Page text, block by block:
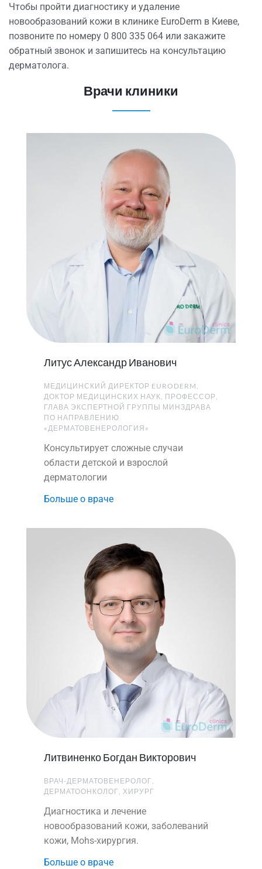
Чтобы пройти диагностику и удаление
новообразований кожи в клинике EuroDerm в Киеве,
позвоните по номеру 0 800 335 064 или закажите
обратный звонок и запишитесь на консультацию
дерматолога.
Врачи клиники​
Литус Александр Иванович
МЕДИЦИНСКИЙ ДИРЕКТОР EURODERM,
ДОКТОР МЕДИЦИНСКИХ НАУК, ПРОФЕССОР,
ГЛАВА ЭКСПЕРТНОЙ ГРУППЫ МИНЗДРАВА
ПО НАПРАВЛЕНИЮ
«ДЕРМАТОВЕНЕРОЛОГИЯ»
Консультирует сложные случаи
области детской и взрослой
дерматологии
Больше о враче
Литвиненко Богдан Викторович
ВРАЧ-ДЕРМАТОВЕНЕРОЛОГ,
ДЕРМАТООНКОЛОГ, ХИРУРГ
Диагностика и лечение
новообразований кожи, заболеваний
кожи, Mohs-хирургия.
Больше о враче